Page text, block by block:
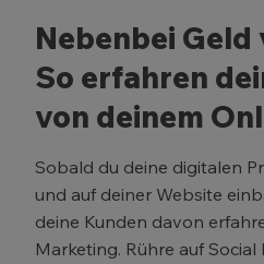
Nebenbei Geld
So erfahren
von deinem
Sobald du deine digitalen
und auf deiner Website
deine Kunden davon
Marketing. Rühre auf